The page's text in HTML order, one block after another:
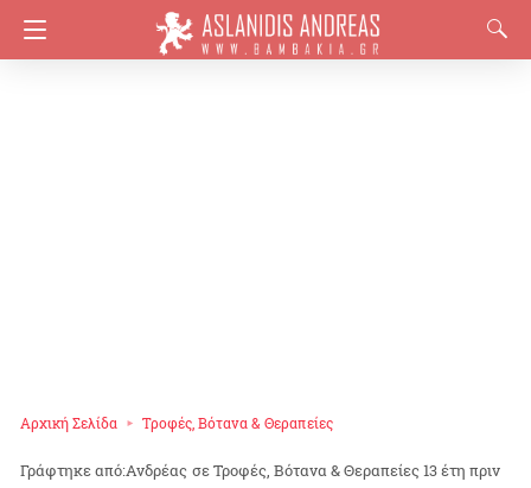
Αρχική Σελίδα Τροφές, Βότανα & Θεραπείες
Ανδρέας σεΤροφές, Βότανα & Θεραπείες 13 έτη πριν